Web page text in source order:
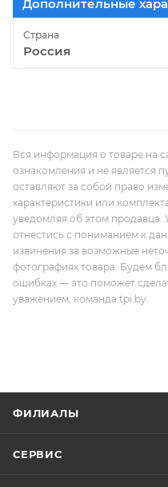
Дополнительные
Страна
Россия
Вся информация о товаре на
ознакомления и не является
оставляют за собой право
характеристики или
уведомляя об этом продавца.
отнестись с пониманием к
извинения за возможные
фотографиях товара. Будем
ошибках — это поможет
уважением, команда tpi.by.
ФИЛИАЛЫ
СЕРВИС